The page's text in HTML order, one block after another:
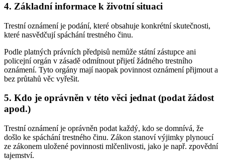
4. Základní informace k životní situaci
Trestní oznámení je podání, které obsahuje konkrétní skutečnosti,
které nasvědčují spáchání trestného činu.
Podle platných právních předpisů nemůže státní zástupce ani
policejní orgán v zásadě odmítnout přijetí žádného trestního
oznámení. Tyto orgány mají naopak povinnost oznámení přijmout a
bez průtahů věc vyřešit.
5. Kdo je oprávněn v této věci jednat (podat žádost
apod.)
Trestní oznámení je oprávněn podat každý, kdo se domnívá, že
došlo ke spáchání trestného činu. Zákon stanoví výjimky plynoucí
ze zákonem uložené povinnosti mlčenlivosti, jako je např. zpovědní
tajemství.